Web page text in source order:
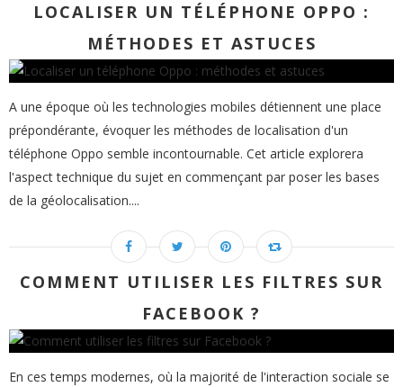
LOCALISER UN TÉLÉPHONE OPPO :
MÉTHODES ET ASTUCES
A une époque où les technologies mobiles détiennent une place
prépondérante, évoquer les méthodes de localisation d'un
téléphone Oppo semble incontournable. Cet article explorera
l'aspect technique du sujet en commençant par poser les bases
de la géolocalisation....
COMMENT UTILISER LES FILTRES SUR
FACEBOOK ?
En ces temps modernes, où la majorité de l'interaction sociale se